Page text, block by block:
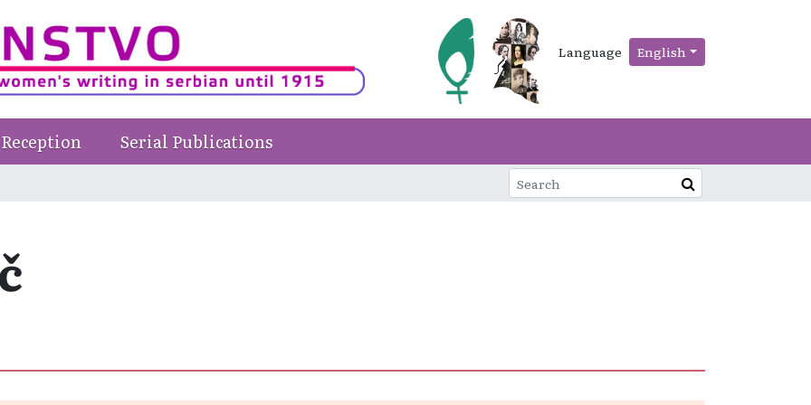
Language English
Reception Serial Publications